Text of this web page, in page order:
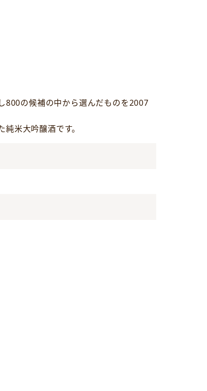
800の候補の中から選んだものを2007
米大吟醸酒です。